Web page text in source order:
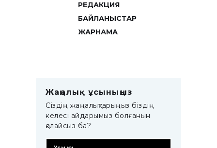
РЕДАКЦИЯ
БАЙЛАНЫСТАР
ЖАРНАМА
Жаңалық ұсыныңыз
Сіздің жаңалықтарыңыз біздің
келесі айдарымыз болғанын
қалайсыз ба?